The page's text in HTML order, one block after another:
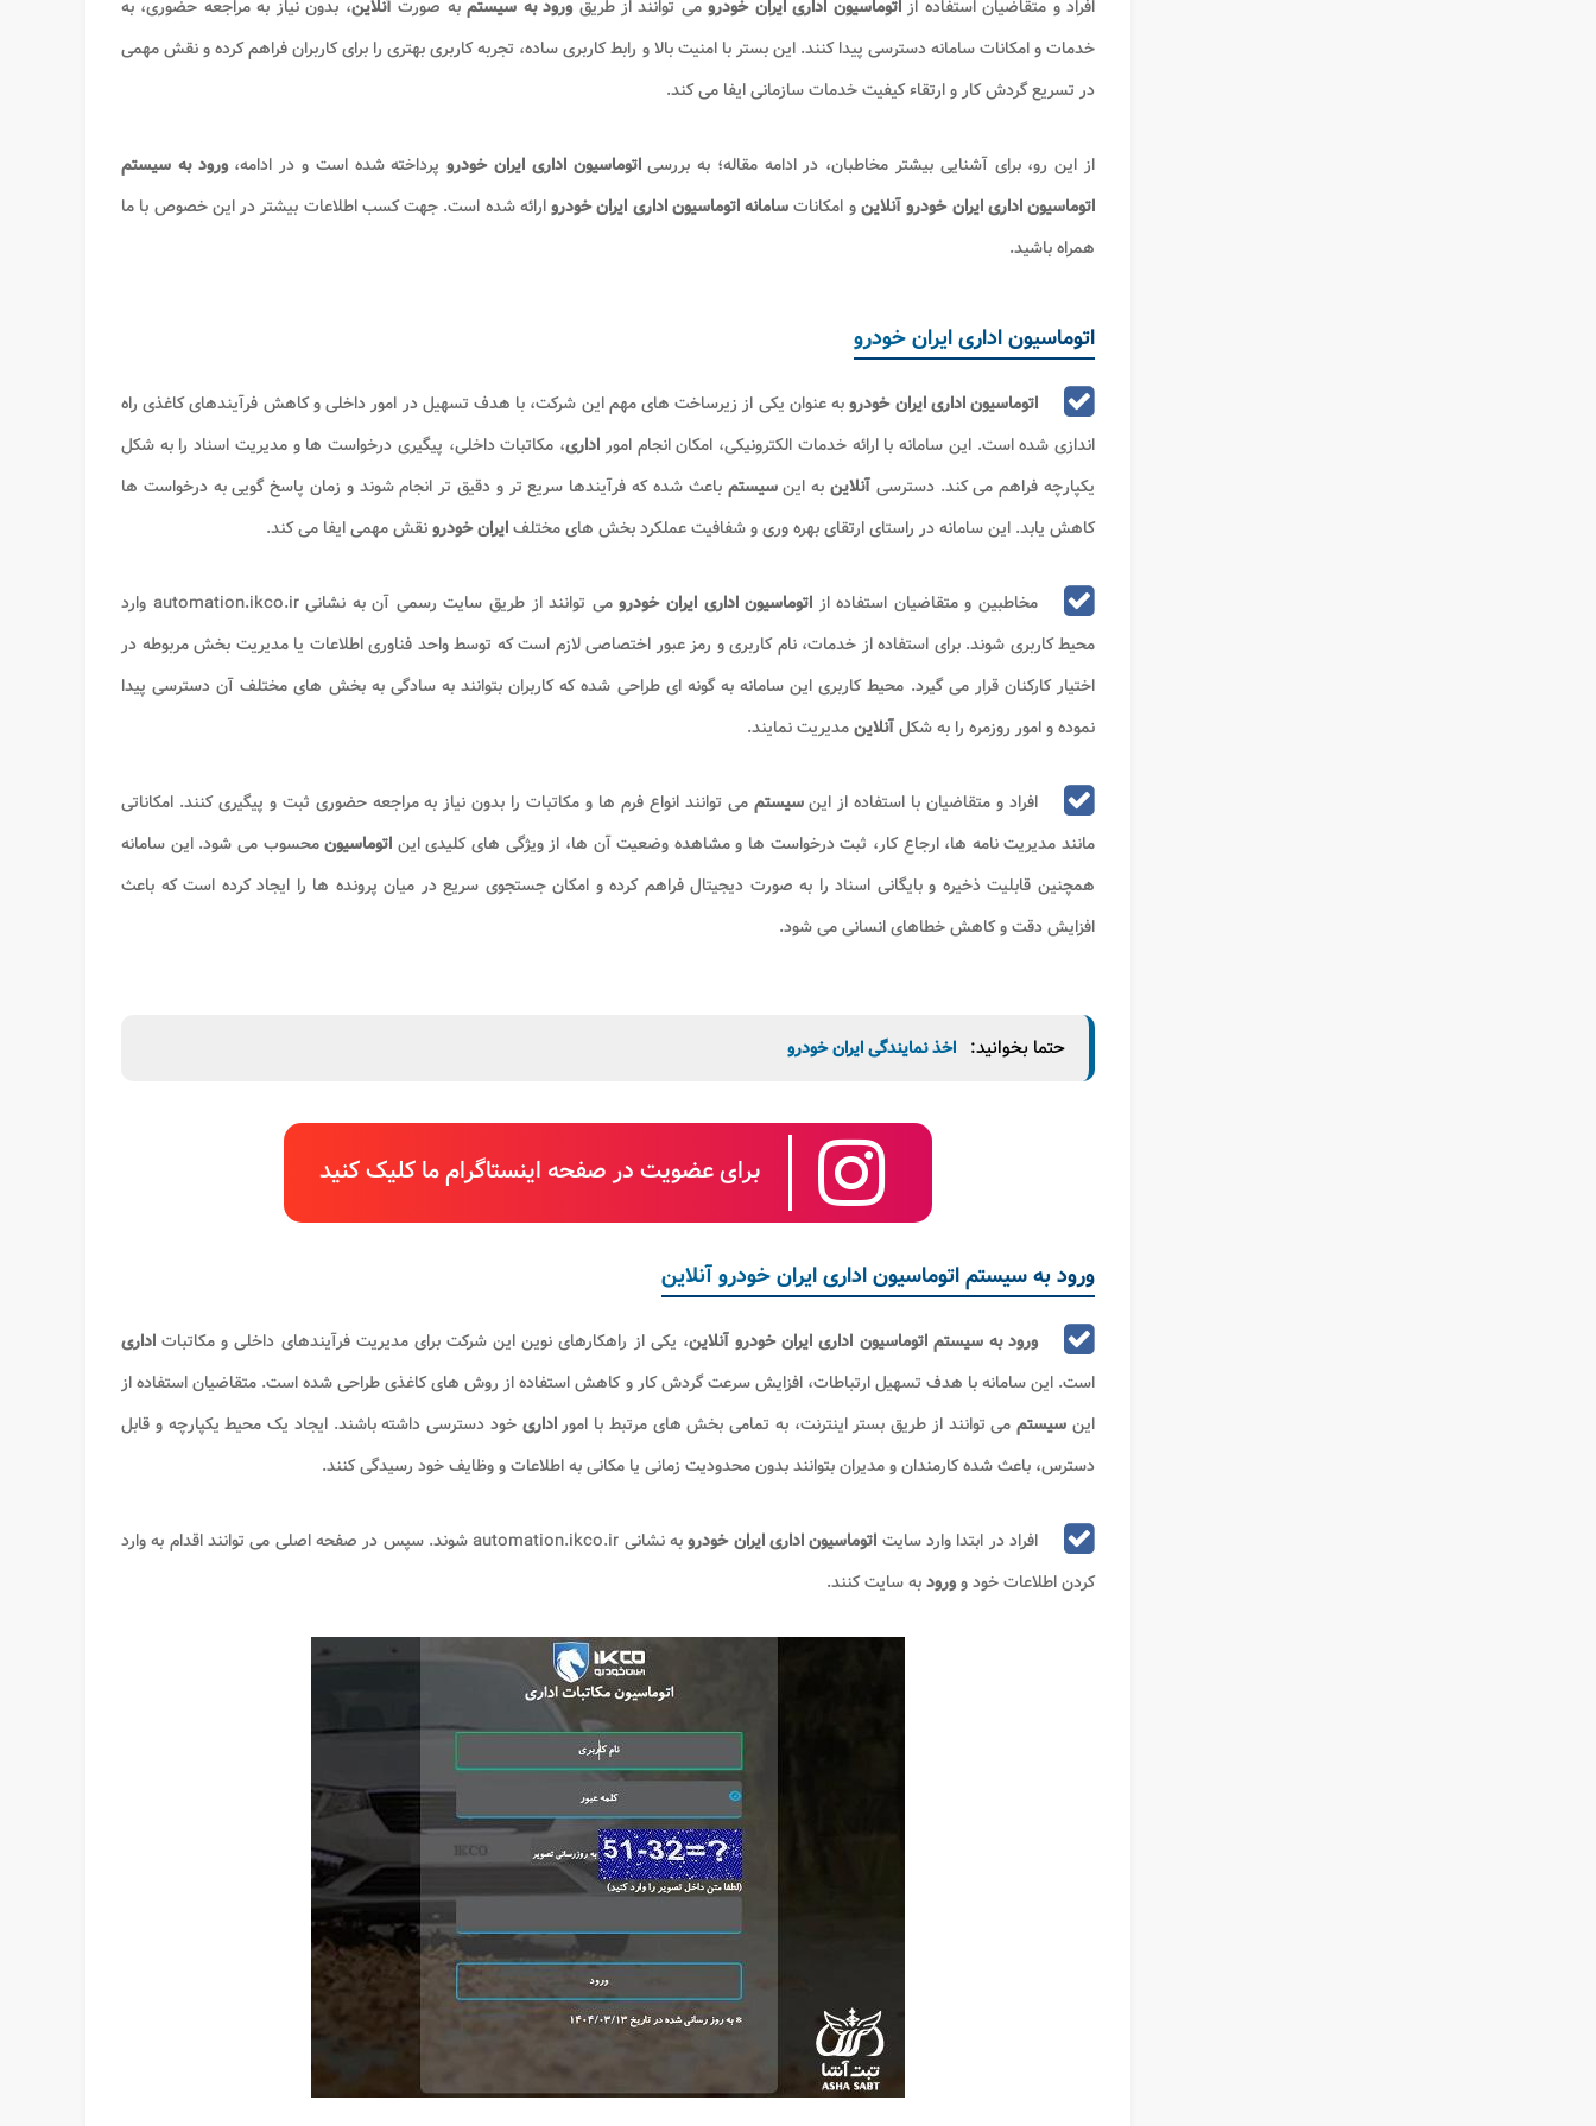
افراد و متقاضیان استفاده ازاتوماسیون اداری ایران خودرومی توانند از طریق ورود به سیستمبه صورتآنلاین، بدون نیاز به مراجعه حضوری، به
خدمات و امکانات سامانه دسترسی پیدا کنند. این بستر با امنیت بالا و رابط کاربری ساده، تجربه کاربری بهتری را برای کاربران فراهم کرده و نقش مهمی
در تسریع گردش کار و ارتقاء کیفیت خدمات سازمانی ایفا می کند.
از این رو، برای آشنایی بیشتر مخاطبان، در ادامه مقاله؛ به بررسیاتوماسیون اداری ایران خودرو پرداخته شده است و در ادامه،ورود به سیستم
اتوماسیون اداری ایران خودروآنلاینو امکاناتسامانه اتوماسیون اداری ایران خودروارائه شده است. جهت کسب اطلاعات بیشتر در این خصوص با ما
همراه باشید.
اتوماسیون اداری ایران خودرو
اتوماسیون اداری ایران خودروبه عنوان یکی از زیرساخت های مهم این شرکت، با هدف تسهیل در امور داخلی و کاهش فرآیندهای کاغذی راه
اندازی شده است. این سامانه با ارائه خدمات الکترونیکی، امکان انجام امور اداری، مکاتبات داخلی، پیگیری درخواست ها و مدیریت اسناد را به شکل
یکپارچه فراهم می کند. دسترسیآنلاین به اینسیستم باعث شده که فرآیندها سریع تر و دقیق تر انجام شوند و زمان پاسخ گویی به درخواست ها
کاهش یابد. این سامانه در راستای ارتقای بهره وری و شفافیت عملکرد بخش های مختلفایران خودرونقش مهمی ایفا می کند.
مخاطبین و متقاضیان استفاده از اتوماسیون اداری ایران خودرو
می توانند از طریق سایت رسمی آن به نشانی automation.ikco.ir وارد
محیط کاربری شوند. برای استفاده از خدمات، نام کاربری و رمز عبور اختصاصی لازم است که توسط واحد فناوری اطلاعات یا مدیریت بخش مربوطه در
اختیار کارکنان قرار می گیرد. محیط کاربری این سامانه به گونه ای طراحی شده که کاربران بتوانند به سادگی به بخش های مختلف آن دسترسی پیدا
نموده و امور روزمره را به شکلآنلاینمدیریت نمایند.
افراد و متقاضیان با استفاده از اینسیستممی توانند انواع فرم ها و مکاتبات را بدون نیاز به مراجعه حضوری ثبت و پیگیری کنند. امکاناتی
مانند مدیریت نامه ها، ارجاع کار، ثبت درخواست ها و مشاهده وضعیت آن ها، از ویژگی های کلیدی این اتوماسیونمحسوب می شود. این سامانه
همچنین قابلیت ذخیره و بایگانی اسناد را به صورت دیجیتال فراهم کرده و امکان جستجوی سریع در میان پرونده ها را ایجاد کرده است که باعث
افزایش دقت و کاهش خطاهای انسانی می شود.
حتما بخوانید: اخذ نمایندگی ایران خودرو
برای عضویت در صفحه اینستاگرام ما کلیک کنید
ورود به سیستم اتوماسیون اداری ایران خودرو آنلاین
ورود به سیستم اتوماسیون اداری ایران خودرو آنلاین، یکی از راهکارهای نوین این شرکت برای مدیریت فرآیندهای داخلی و مکاتبات اداری
است. این سامانه با هدف تسهیل ارتباطات، افزایش سرعت گردش کار و کاهش استفاده از روش های کاغذی طراحی شده است. متقاضیان استفاده از
این سیستم می توانند از طریق بستر اینترنت، به تمامی بخش های مرتبط با اموراداریخود دسترسی داشته باشند. ایجاد یک محیط یکپارچه و قابل
دسترس، باعث شده کارمندان و مدیران بتوانند بدون محدودیت زمانی یا مکانی به اطلاعات و وظایف خود رسیدگی کنند.
افراد در ابتدا وارد سایت اتوماسیون اداری ایران خودرو
به نشانی automation.ikco.ir شوند. سپس در صفحه اصلی می توانند اقدام به وارد
کردن اطلاعات خود وورودبه سایت کنند.